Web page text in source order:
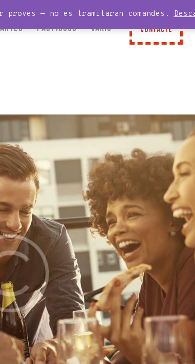
PASTISSOS VARIS CONTACTE
proves — no es tramitaran comandes.